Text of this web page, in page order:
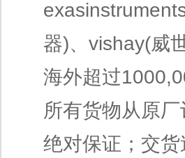
器)、vishay(威
海外超过
所有货物从原
绝对保证；交